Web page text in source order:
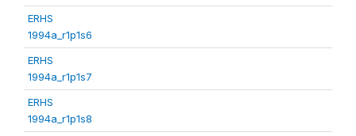
ERHS
1994a_r1p1s6
ERHS
1994a_r1p1s7
ERHS
1994a_r1p1s8